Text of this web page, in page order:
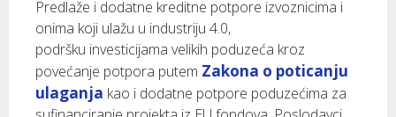
Predlaže i dodatne kreditne potpore izvoznicima i
onima koji ulažu u industriju 4.0,
podršku investicijama velikih poduzeća kroz
povećanje potpora putem Zakona o poticanju
ulaganja kao i dodatne potpore poduzećima za